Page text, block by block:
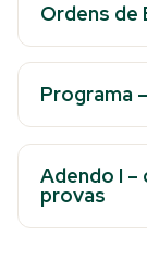
Ordens de
Programa
Adendo I –
provas